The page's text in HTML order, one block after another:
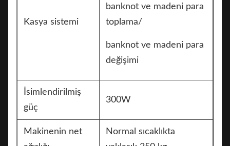
Kasya sistemi
banknot ve madeni para
toplama/
banknot ve madeni para
değişimi
İsimlendirilmiş
güç
300W
Makinenin net
Normal sıcaklıkta